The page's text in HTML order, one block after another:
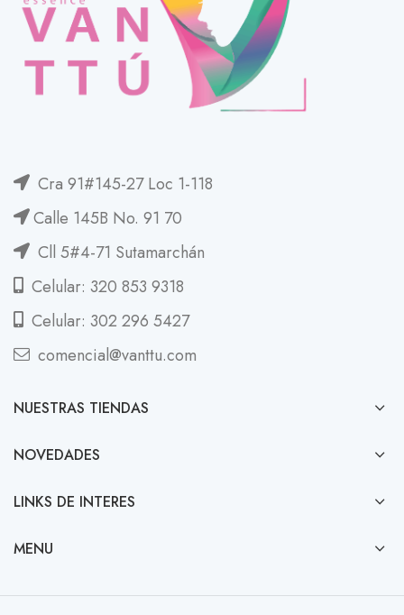
Cra 91#145-27 Loc 1-118
Calle 145B No. 91 70
Cll 5#4-71 Sutamarchán
Celular: 320 853 9318
Celular: 302 296 5427
comencial@vanttu.com
NUESTRAS TIENDAS
NOVEDADES
LINKS DE INTERES
MENU